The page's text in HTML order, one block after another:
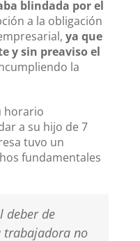
blindada por el
a la obligación
ya que
y sin preaviso el
la
horario
a su hijo de 7
tuvo un
fundamentales
deber de
trabajadora no